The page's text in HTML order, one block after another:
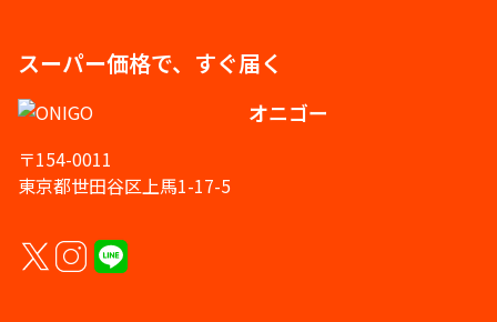
スーパー価格で、すぐ届く
オニゴー
〒154-0011
東京都世田谷区上馬1-17-5